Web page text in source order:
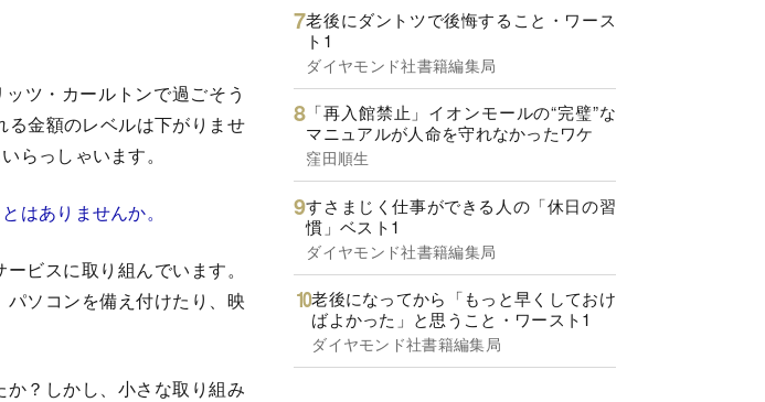
ツ・カールトンで過ごそう
る金額のレベルは下がりませ
らっしゃいます。
はありませんか。
ビスに取り組んでいます。
ソコンを備え付けたり、映
？しかし、小さな取り組み
老後にダントツで後悔すること・ワース
ト1
ダイヤモンド社書籍編集局
「再入館禁止」イオンモールの“完璧”な
マニュアルが人命を守れなかったワケ
窪田順生
すさまじく仕事ができる人の「休日の習
慣」ベスト1
ダイヤモンド社書籍編集局
老後になってから「もっと早くしておけ
ばよかった」と思うこと・ワースト1
ダイヤモンド社書籍編集局